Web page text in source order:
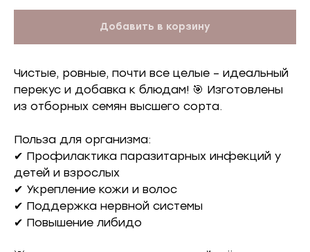
Добавить в корзину
Чистые, ровные, почти все целые – идеальный
перекус и добавка к блюдам! 🎯 Изготовлены
из отборных семян высшего сорта.
Польза для организма:
✔ Профилактика паразитарных инфекций у
детей и взрослых
✔ Укрепление кожи и волос
✔ Поддержка нервной системы
✔ Повышение либидо